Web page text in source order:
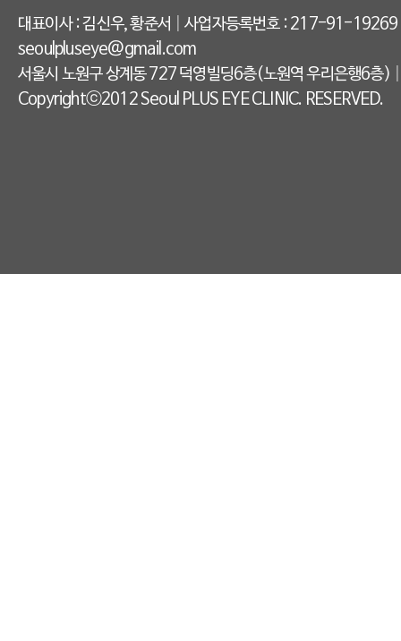
대표이사 : 김신우, 황준서
사업자등록번호 : 217-91-19269
seoulpluseye@gmail.com
서울시 노원구 상계동 727 덕영빌딩6층(노원역 우리은행6층)
Copyrightⓒ2012 Seoul PLUS EYE CLINIC. RESERVED.